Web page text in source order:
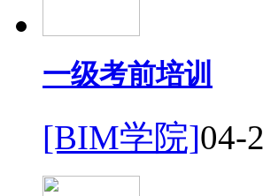
一级考前培训
[BIM学院]04-